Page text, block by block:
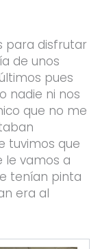
para disfrutar
de unos
pues
nadie ni nos
que no me
tuvimos que
le vamos a
tenían pinta
era al